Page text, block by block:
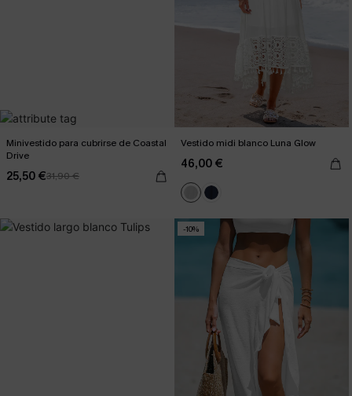
Minivestido para cubrirse de Coastal
Drive
25,50 €31,90 €
Vestido midi blanco Luna Glow
46,00 €
-10%